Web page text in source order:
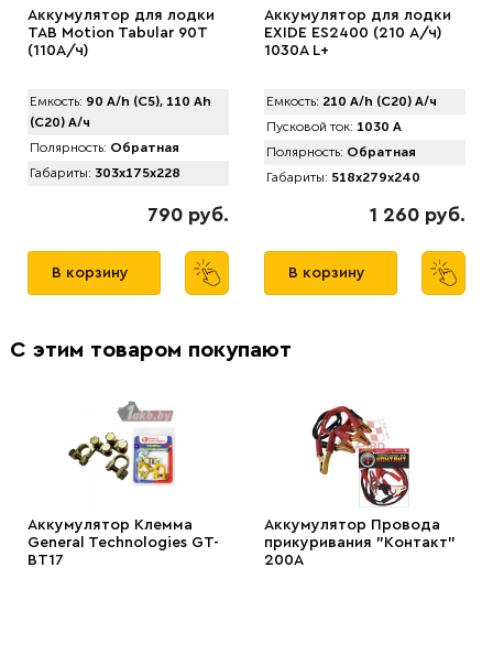
Аккумулятор для лодки
TAB Motion Tabular 90Т
(110А/ч)
Емкость: 90 A/h (C5), 110 Ah
(C20) А/ч
Полярность: Обратная
Габариты: 303x175x228
790 руб.
В корзину
Аккумулятор для лодки
EXIDE ES2400 (210 А/ч)
1030A L+
Емкость: 210 A/h (C20) А/ч
Пусковой ток: 1030 А
Полярность: Обратная
Габариты: 518x279x240
1 260 руб.
В корзину
С этим товаром покупают
Аккумулятор Клемма
General Technologies GT-
BT17
Аккумулятор Провода
прикуривания "Контакт"
200А